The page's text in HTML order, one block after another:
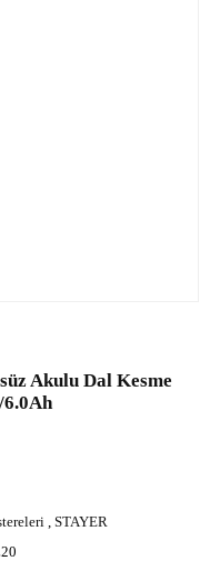
Akulu Dal Kesme
,STAYER